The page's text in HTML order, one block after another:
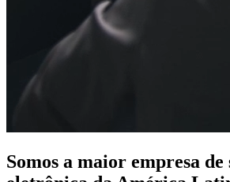
Somos a maior empresa de